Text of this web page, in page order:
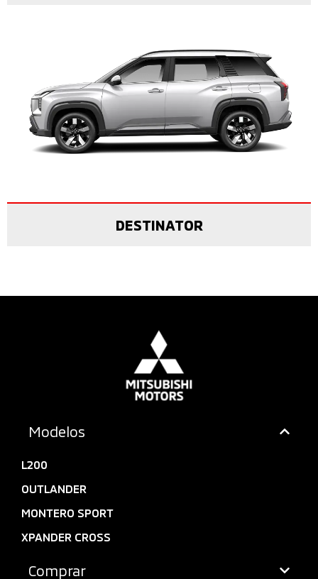
DESTINATOR
Modelos
L200
OUTLANDER
MONTERO SPORT
XPANDER CROSS
Comprar